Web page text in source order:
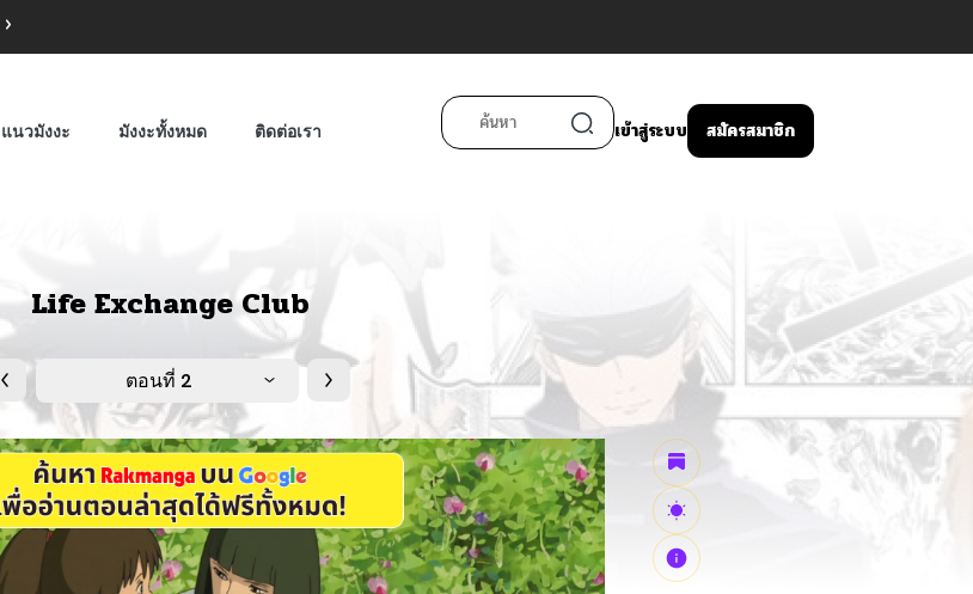
แนวมังงะ มังงะทั้งหมด ติดต่อเรา เข้าสู่ระบบ สมัครสมาชิก
Life Exchange Club
ตอนที่ 2